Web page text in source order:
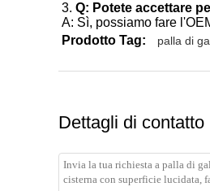
3. Q: Potete accettare
A: Sì, possiamo fare
Prodotto Tag:
palla di
Dettagli di contatto